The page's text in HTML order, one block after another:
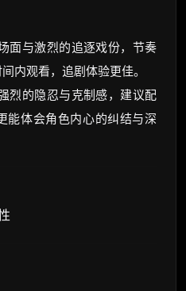
面与激烈的追逐戏份，节奏
内观看，追剧体验更佳。
烈的隐忍与克制感，建议配
能体会角色内心的纠结与深